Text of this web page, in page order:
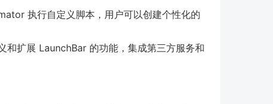
执行自定义脚本，用户可以创建个性化的
和扩展 LaunchBar 的功能，集成第三方服务和